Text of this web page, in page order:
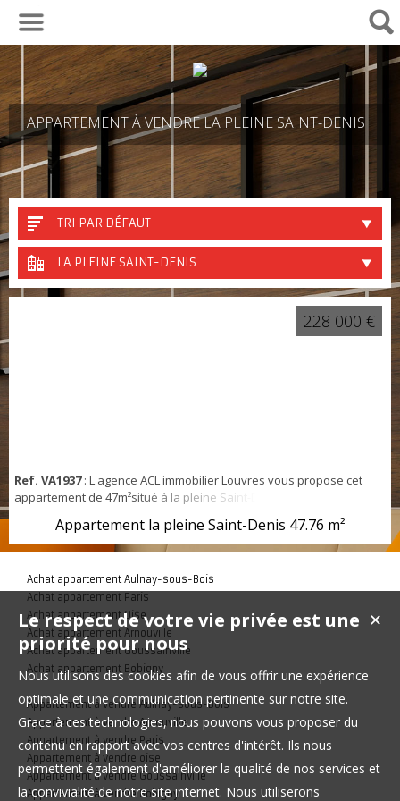
APPARTEMENT À VENDRE LA PLEINE SAINT-DENIS
TRI PAR DÉFAUT
LA PLEINE SAINT-DENIS
Ref. VA1937: L'agence ACL immobilier Louvres vous propose cet
appartement de 47m²situé à la pleine Saint-Denis. Il est composé
de: 2 chambres, un coin cuisine avec séjour. Une salle de bains
avec WC. Bien refait à neuf
Appartement la pleine Saint-Denis 47.76 m²
228 000 €
Achat appartement Aulnay-sous-Bois
Achat appartement Paris
Achat appartement Oise
Achat appartement Arnouville
Achat appartement Goussainville
Achat appartement Bobigny
Appartement à vendre Aulnay-sous-Bois
Appartement à vendre Arnouville
Appartement à vendre Paris
Appartement à vendre oise
Appartement à vendre Goussainville
Appartement à vendre Bobigny
✕
Le respect de votre vie privée est une
priorité pour nous
Nous utilisons des cookies afin de vous offrir une expérience
optimale et une communication pertinente sur notre site.
Grace à ces technologies, nous pouvons vous proposer du
contenu en rapport avec vos centres d'intérêt. Ils nous
permettent également d'améliorer la qualité de nos services et
la convivialité de notre site internet. Nous utiliserons